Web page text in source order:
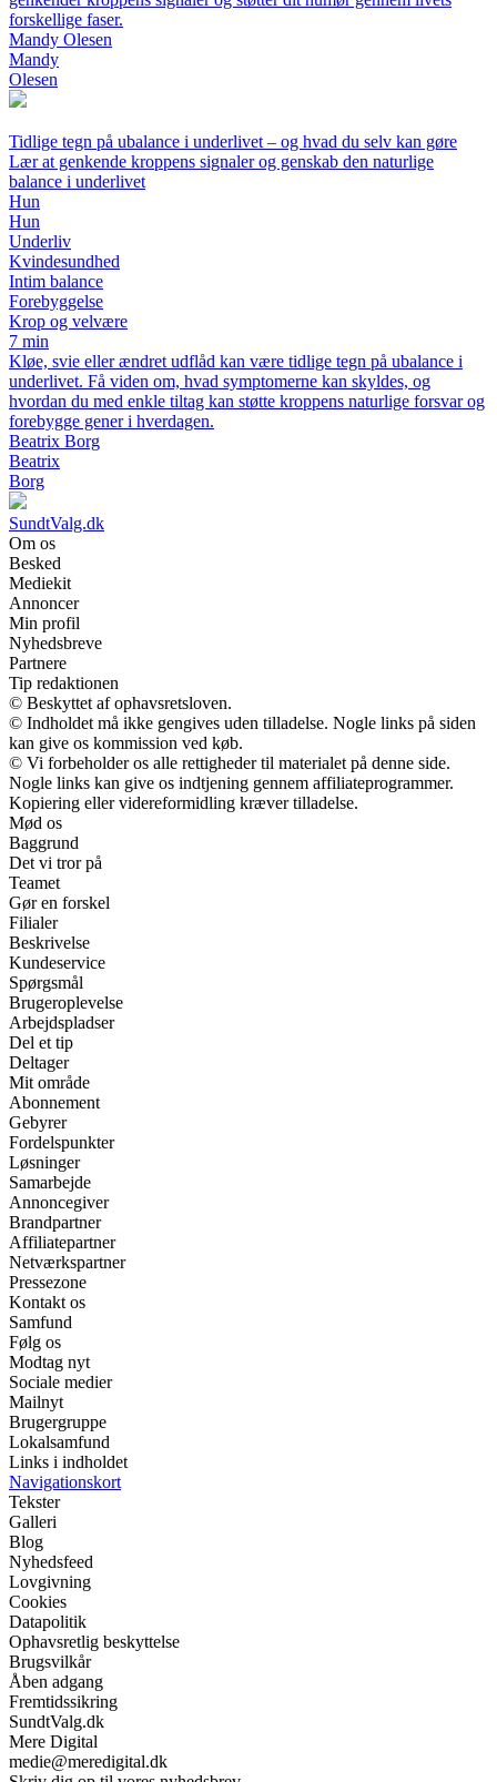
forskellige faser.
Mandy Olesen
Mandy
Olesen
Tidlige tegn på ubalance i underlivet – og hvad du selv kan gøre
Lær at genkende kroppens signaler og genskab den naturlige
balance i underlivet
Hun
Hun
Underliv
Kvindesundhed
Intim balance
Forebyggelse
Krop og velvære
7 min
Kløe, svie eller ændret udflåd kan være tidlige tegn på ubalance i
underlivet. Få viden om, hvad symptomerne kan skyldes, og
hvordan du med enkle tiltag kan støtte kroppens naturlige forsvar og
forebygge gener i hverdagen.
Beatrix Borg
Beatrix
Borg
SundtValg.dk
Om os
Besked
Mediekit
Annoncer
Min profil
Nyhedsbreve
Partnere
Tip redaktionen
© Beskyttet af ophavsretsloven.
© Indholdet må ikke gengives uden tilladelse. Nogle links på siden
kan give os kommission ved køb.
© Vi forbeholder os alle rettigheder til materialet på denne side.
Nogle links kan give os indtjening gennem affiliateprogrammer.
Kopiering eller videreformidling kræver tilladelse.
Mød os
Baggrund
Det vi tror på
Teamet
Gør en forskel
Filialer
Beskrivelse
Kundeservice
Spørgsmål
Brugeroplevelse
Arbejdspladser
Del et tip
Deltager
Mit område
Abonnement
Gebyrer
Fordelspunkter
Løsninger
Samarbejde
Annoncegiver
Brandpartner
Affiliatepartner
Netværkspartner
Pressezone
Kontakt os
Samfund
Følg os
Modtag nyt
Sociale medier
Mailnyt
Brugergruppe
Lokalsamfund
Links i indholdet
Navigationskort
Tekster
Galleri
Blog
Nyhedsfeed
Lovgivning
Cookies
Datapolitik
Ophavsretlig beskyttelse
Brugsvilkår
Åben adgang
Fremtidssikring
SundtValg.dk
Mere Digital
medie@meredigital.dk